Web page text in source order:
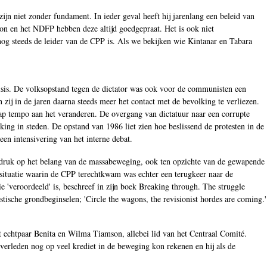
niet zonder fundament. In ieder geval heeft hij jarenlang een beleid van
en het NDFP hebben deze altijd goedgepraat. Het is ook niet
steeds de leider van de CPP is. Als we bekijken wie Kintanar en Tabara
De volksopstand tegen de dictator was ook voor de communisten een
in de jaren daarna steeds meer het contact met de bevolking te verliezen.
aan het veranderen. De overgang van dictatuur naar een corrupte
in steden. De opstand van 1986 liet zien hoe beslissend de protesten in de
intensivering van het interne debat.
op het belang van de massabeweging, ook ten opzichte van de gewapende
waarin de CPP terechtkwam was echter een terugkeer naar de
'veroordeeld' is, beschreef in zijn boek Breaking through. The struggle
grondbeginselen; 'Circle the wagons, the revisionist hordes are coming.'
Benita en Wilma Tiamson, allebei lid van het Centraal Comité.
nog op veel krediet in de beweging kon rekenen en hij als de